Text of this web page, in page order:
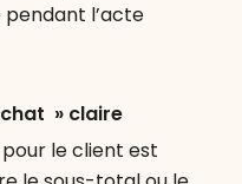
pendant l’acte
» claire
le client est